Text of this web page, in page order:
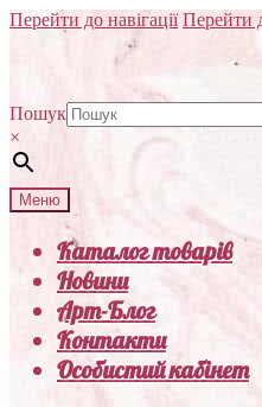
Перейти до навігації Перейти
Пошук
×
Меню
Каталог товарів
Новини
Арт-Блог
Контакти
Особистий кабінет